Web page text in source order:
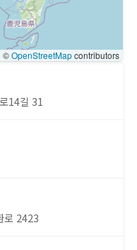
14길 31
2423
©OpenStreetMapcontributors